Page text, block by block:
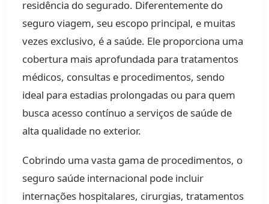
residência do segurado. Diferentemente do
seguro viagem, seu escopo principal, e muitas
vezes exclusivo, é a saúde. Ele proporciona uma
cobertura mais aprofundada para tratamentos
médicos, consultas e procedimentos, sendo
ideal para estadias prolongadas ou para quem
busca acesso contínuo a serviços de saúde de
alta qualidade no exterior.
Cobrindo uma vasta gama de procedimentos, o
seguro saúde internacional pode incluir
internações hospitalares, cirurgias, tratamentos